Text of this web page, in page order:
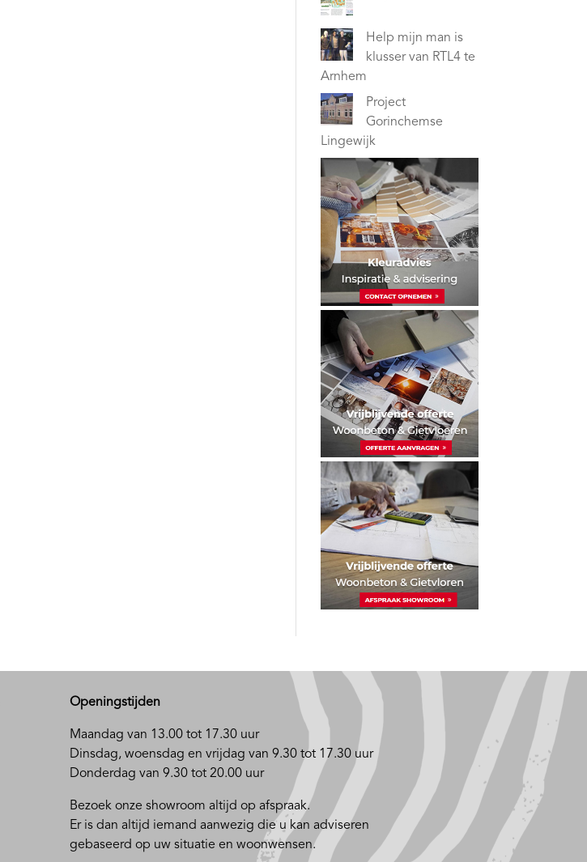
Help mijn man is
klusser van RTL4 te
Arnhem
Project
Gorinchemse
Lingewijk
Openingstijden
Maandag van 13.00 tot 17.30 uur
Dinsdag, woensdag en vrijdag van 9.30 tot 17.30 uur
Donderdag van 9.30 tot 20.00 uur
Bezoek onze showroom altijd op afspraak.
Er is dan altijd iemand aanwezig die u kan adviseren
gebaseerd op uw situatie en woonwensen.